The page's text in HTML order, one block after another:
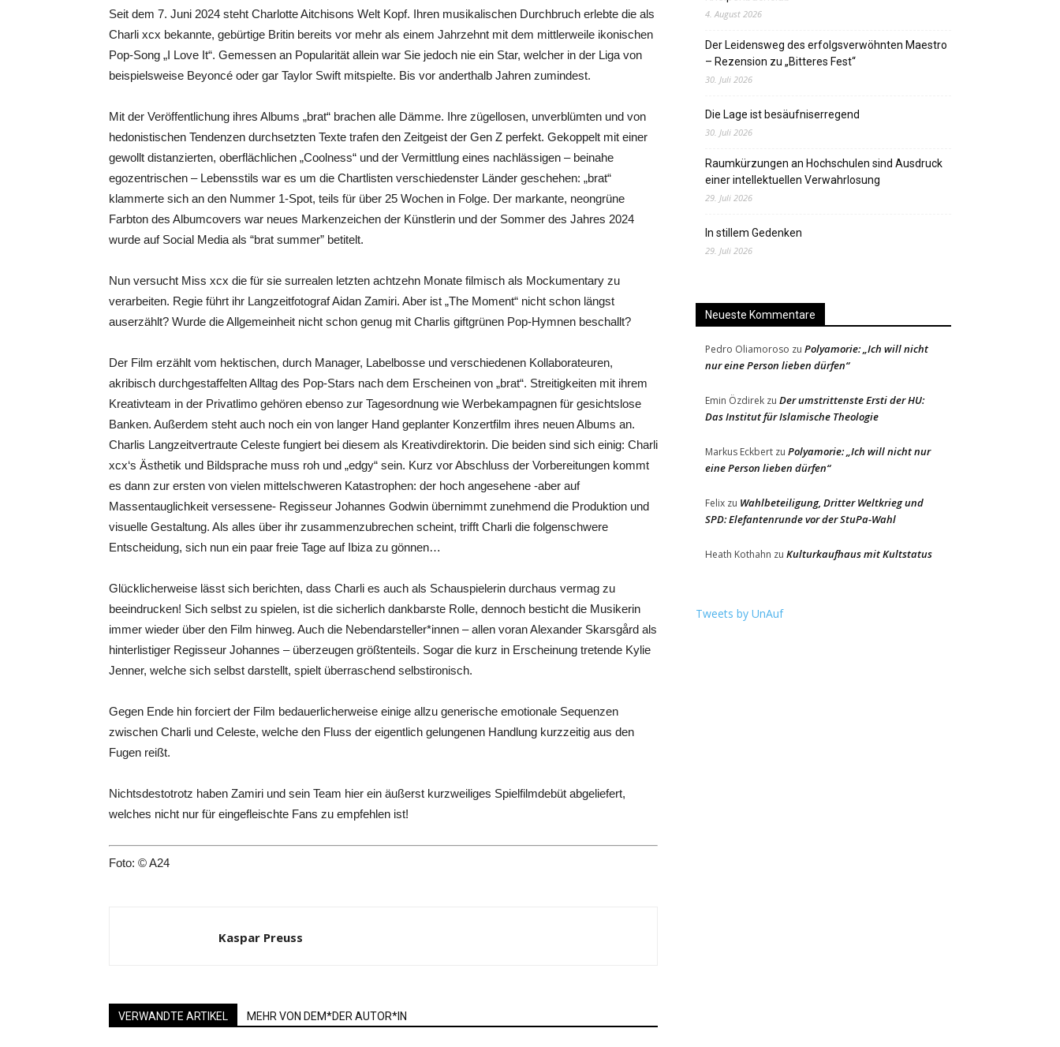
Seit dem 7. Juni 2024 steht Charlotte Aitchisons Welt Kopf. Ihren musikalischen Durchbruch erlebte die als
Charli xcx bekannte, gebürtige Britin bereits vor mehr als einem Jahrzehnt mit dem mittlerweile ikonischen
Pop-Song „I Love It“. Gemessen an Popularität allein war Sie jedoch nie ein Star, welcher in der Liga von
beispielsweise Beyoncé oder gar Taylor Swift mitspielte. Bis vor anderthalb Jahren zumindest.
Mit der Veröffentlichung ihres Albums „brat“ brachen alle Dämme. Ihre zügellosen, unverblümten und von
hedonistischen Tendenzen durchsetzten Texte trafen den Zeitgeist der Gen Z perfekt. Gekoppelt mit einer
gewollt distanzierten, oberflächlichen „Coolness“ und der Vermittlung eines nachlässigen – beinahe
egozentrischen – Lebensstils war es um die Chartlisten verschiedenster Länder geschehen: „brat“
klammerte sich an den Nummer 1-Spot, teils für über 25 Wochen in Folge. Der markante, neongrüne
Farbton des Albumcovers war neues Markenzeichen der Künstlerin und der Sommer des Jahres 2024
wurde auf Social Media als “brat summer” betitelt.
Nun versucht Miss xcx die für sie surrealen letzten achtzehn Monate filmisch als Mockumentary zu
verarbeiten. Regie führt ihr Langzeitfotograf Aidan Zamiri. Aber ist „The Moment“ nicht schon längst
auserzählt? Wurde die Allgemeinheit nicht schon genug mit Charlis giftgrünen Pop-Hymnen beschallt?
Der Film erzählt vom hektischen, durch Manager, Labelbosse und verschiedenen Kollaborateuren,
akribisch durchgestaffelten Alltag des Pop-Stars nach dem Erscheinen von „brat“. Streitigkeiten mit ihrem
Kreativteam in der Privatlimo gehören ebenso zur Tagesordnung wie Werbekampagnen für gesichtslose
Banken. Außerdem steht auch noch ein von langer Hand geplanter Konzertfilm ihres neuen Albums an.
Charlis Langzeitvertraute Celeste fungiert bei diesem als Kreativdirektorin. Die beiden sind sich einig: Charli
xcx‘s Ästhetik und Bildsprache muss roh und „edgy“ sein. Kurz vor Abschluss der Vorbereitungen kommt
es dann zur ersten von vielen mittelschweren Katastrophen: der hoch angesehene -aber auf
Massentauglichkeit versessene- Regisseur Johannes Godwin übernimmt zunehmend die Produktion und
visuelle Gestaltung. Als alles über ihr zusammenzubrechen scheint, trifft Charli die folgenschwere
Entscheidung, sich nun ein paar freie Tage auf Ibiza zu gönnen…
Glücklicherweise lässt sich berichten, dass Charli es auch als Schauspielerin durchaus vermag zu
beeindrucken! Sich selbst zu spielen, ist die sicherlich dankbarste Rolle, dennoch besticht die Musikerin
immer wieder über den Film hinweg. Auch die Nebendarsteller*innen – allen voran Alexander Skarsgård als
hinterlistiger Regisseur Johannes – überzeugen größtenteils. Sogar die kurz in Erscheinung tretende Kylie
Jenner, welche sich selbst darstellt, spielt überraschend selbstironisch.
Gegen Ende hin forciert der Film bedauerlicherweise einige allzu generische emotionale Sequenzen
zwischen Charli und Celeste, welche den Fluss der eigentlich gelungenen Handlung kurzzeitig aus den
Fugen reißt.
Nichtsdestotrotz haben Zamiri und sein Team hier ein äußerst kurzweiliges Spielfilmdebüt abgeliefert,
welches nicht nur für eingefleischte Fans zu empfehlen ist!
Foto: © A24
Kaspar Preuss
VERWANDTE ARTIKEL MEHR VON DEM*DER AUTOR*IN
4. August 2026
Der Leidensweg des erfolgsverwöhnten Maestro
– Rezension zu „Bitteres Fest“
30. Juli 2026
Die Lage ist besäufniserregend
30. Juli 2026
Raumkürzungen an Hochschulen sind Ausdruck
einer intellektuellen Verwahrlosung
29. Juli 2026
In stillem Gedenken
29. Juli 2026
Neueste Kommentare
Pedro Oliamoroso zu Polyamorie: „Ich will nicht
nur eine Person lieben dürfen“
Emin Özdirek zu Der umstrittenste Ersti der HU:
Das Institut für Islamische Theologie
Markus Eckbert zu Polyamorie: „Ich will nicht nur
eine Person lieben dürfen“
Felix zu Wahlbeteiligung, Dritter Weltkrieg und
SPD: Elefantenrunde vor der StuPa-Wahl
Heath Kothahn zu Kulturkaufhaus mit Kultstatus
Tweets by UnAuf